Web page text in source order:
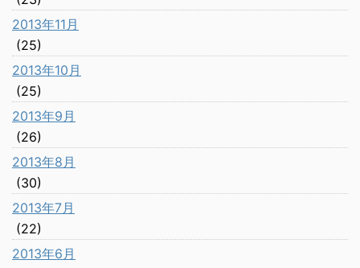
2013年11月
(25)
2013年10月
(25)
2013年9月
(26)
2013年8月
(30)
2013年7月
(22)
2013年6月